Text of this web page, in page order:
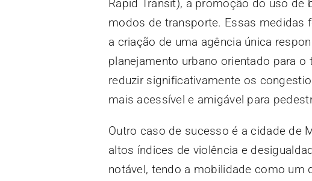
Rapid Transit), a promoção do uso de
modos de transporte. Essas medidas
a criação de uma agência única
planejamento urbano orientado para
reduzir significativamente os
mais acessível e amigável para
Outro caso de sucesso é a cidade de
altos índices de violência e
notável, tendo a mobilidade como um